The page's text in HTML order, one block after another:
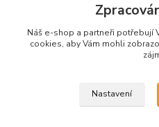
+420 602 118 290
9:00 až 16:00 v pracovní dny
Náš e-shop a partneři potřebují
cookies, aby Vám mohli
Nastavení